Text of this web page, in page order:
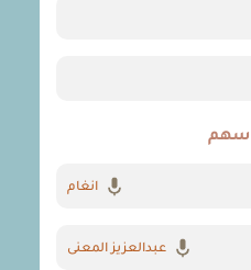
سهم
انغام
عبدالعزيز المعنى